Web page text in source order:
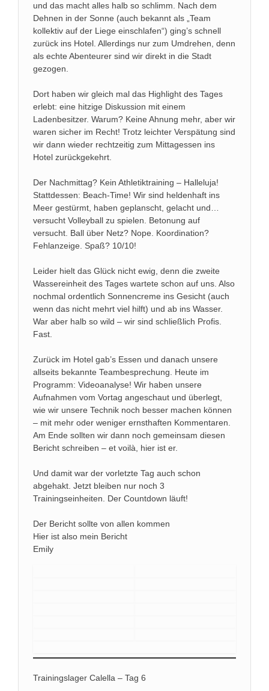
und das macht alles halb so schlimm. Nach dem
Dehnen in der Sonne (auch bekannt als „Team
kollektiv auf der Liege einschlafen“) ging’s schnell
zurück ins Hotel. Allerdings nur zum Umdrehen, denn
als echte Abenteurer sind wir direkt in die Stadt
gezogen.
Dort haben wir gleich mal das Highlight des Tages
erlebt: eine hitzige Diskussion mit einem
Ladenbesitzer. Warum? Keine Ahnung mehr, aber wir
waren sicher im Recht! Trotz leichter Verspätung sind
wir dann wieder rechtzeitig zum Mittagessen ins
Hotel zurückgekehrt.
Der Nachmittag? Kein Athletiktraining – Halleluja!
Stattdessen: Beach-Time! Wir sind heldenhaft ins
Meer gestürmt, haben geplanscht, gelacht und…
versucht Volleyball zu spielen. Betonung auf
versucht. Ball über Netz? Nope. Koordination?
Fehlanzeige. Spaß? 10/10!
Leider hielt das Glück nicht ewig, denn die zweite
Wassereinheit des Tages wartete schon auf uns. Also
nochmal ordentlich Sonnencreme ins Gesicht (auch
wenn das nicht mehrt viel hilft) und ab ins Wasser.
War aber halb so wild – wir sind schließlich Profis.
Fast.
Zurück im Hotel gab’s Essen und danach unsere
allseits bekannte Teambesprechung. Heute im
Programm: Videoanalyse! Wir haben unsere
Aufnahmen vom Vortag angeschaut und überlegt,
wie wir unsere Technik noch besser machen können
– mit mehr oder weniger ernsthaften Kommentaren.
Am Ende sollten wir dann noch gemeinsam diesen
Bericht schreiben – et voilà, hier ist er.
Und damit war der vorletzte Tag auch schon
abgehakt. Jetzt bleiben nur noch 3
Trainingseinheiten. Der Countdown läuft!
Der Bericht sollte von allen kommen
Hier ist also mein Bericht
Emily
Trainingslager Calella – Tag 6